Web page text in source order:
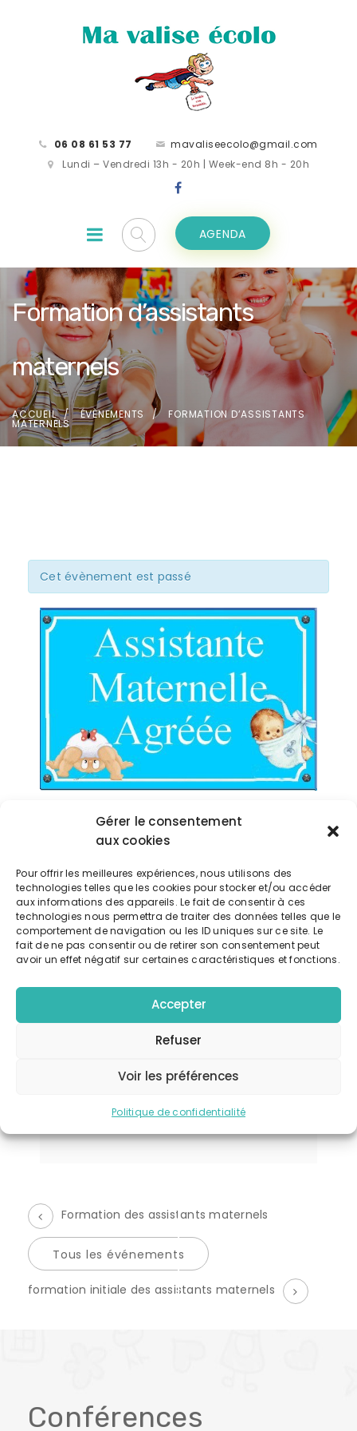
Gérer le consentement
aux cookies
Pour offrir les meilleures expériences, nous utilisons des
technologies telles que les cookies pour stocker et/ou accéder
aux informations des appareils. Le fait de consentir à ces
technologies nous permettra de traiter des données telles que le
comportement de navigation ou les ID uniques sur ce site. Le
fait de ne pas consentir ou de retirer son consentement peut
avoir un effet négatif sur certaines caractéristiques et fonctions.
Accepter
Refuser
Voir les préférences
Politique de confidentialité
06 08 61 53 77
mavaliseecolo@gmail.com
Lundi – Vendredi 13h - 20h | Week-end 8h - 20h
AGENDA
Formation d’assistants
maternels
ACCUEIL ÉVÈNEMENTS FORMATION D’ASSISTANTS
MATERNELS
Cet évènement est passé
formation initiale auprès de futurs assistants
maternels agréés
Exporter vers google calendrier
Télécharger l'événement
formation d'asmats
É
v
e
Formation des assistants maternels
Tous les événements
formation initiale des assistants maternels
Conférences